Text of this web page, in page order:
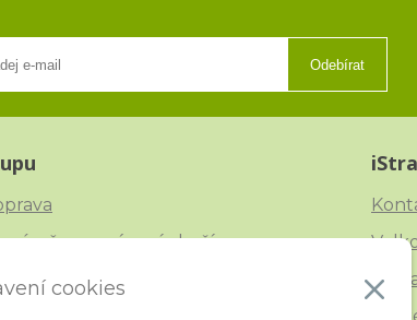
cookies
Odebírat
výměna a vrácení zboží